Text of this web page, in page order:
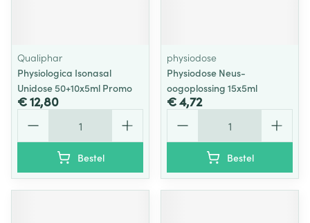
Qualiphar
Physiologica Isonasal
Unidose 50+10x5ml Promo
€ 12,80
Bestel
physiodose
Physiodose Neus-
oogoplossing 15x5ml
€ 4,72
Bestel